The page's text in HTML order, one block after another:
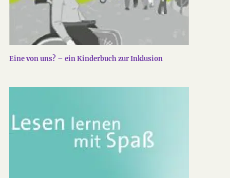
Eine von uns? – ein Kinderbuch zur Inklusion